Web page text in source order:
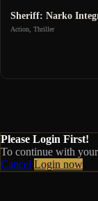
Sheriff: Narko
Action, Thriller
Please Login First!
To continue with
Cancel Login now